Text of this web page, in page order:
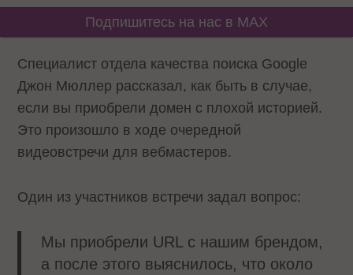
Подпишитесь на нас в MAX
Специалист отдела качества поиска Google
Джон Мюллер рассказал, как быть в случае,
если вы приобрели домен с плохой историей.
Это произошло в ходе очередной
видеовстречи для вебмастеров.
Один из участников встречи задал вопрос:
Мы приобрели URL с нашим брендом,
а после этого выяснилось, что около